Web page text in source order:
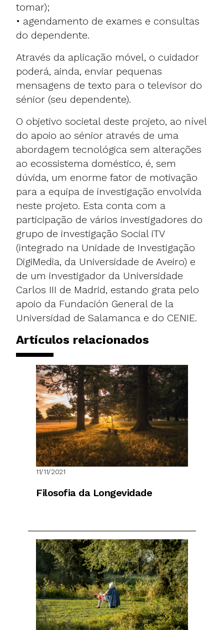
tomar);
• agendamento de exames e consultas
do dependente.
Através da aplicação móvel, o cuidador
poderá, ainda, enviar pequenas
mensagens de texto para o televisor do
sénior (seu dependente).
O objetivo societal deste projeto, ao nível
do apoio ao sénior através de uma
abordagem tecnológica sem alterações
ao ecossistema doméstico, é, sem
dúvida, um enorme fator de motivação
para a equipa de investigação envolvida
neste projeto. Esta conta com a
participação de vários investigadores do
grupo de investigação Social iTV
(integrado na Unidade de Investigação
DigiMedia, da Universidade de Aveiro) e
de um investigador da Universidade
Carlos III de Madrid, estando grata pelo
apoio da Fundación General de la
Universidad de Salamanca e do CENIE.
Artículos relacionados
11/11/2021
Filosofia da Longevidade